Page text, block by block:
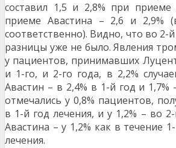
составил 1,5 и 2,8% при
приеме Авастина – 2,6 и 2,9%
соответственно). Видно, что во 2-
разницы уже не было. Явления
у пациентов, принимавших
и 1-го, и 2-го года, в 2,2%
Авастин – в 2,4% в 1-й год и 1,7%
отмечались у 0,8% пациентов,
в 1-й год лечения, и у 1,2% – во
Авастина – у 1,2% как в течение
лечения.